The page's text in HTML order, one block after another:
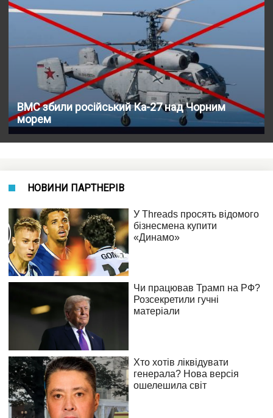
ВМС збили російський Ка-27 над Чорним
морем
НОВИНИ ПАРТНЕРІВ